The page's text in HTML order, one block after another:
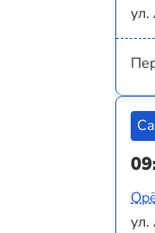
ул.
ул.